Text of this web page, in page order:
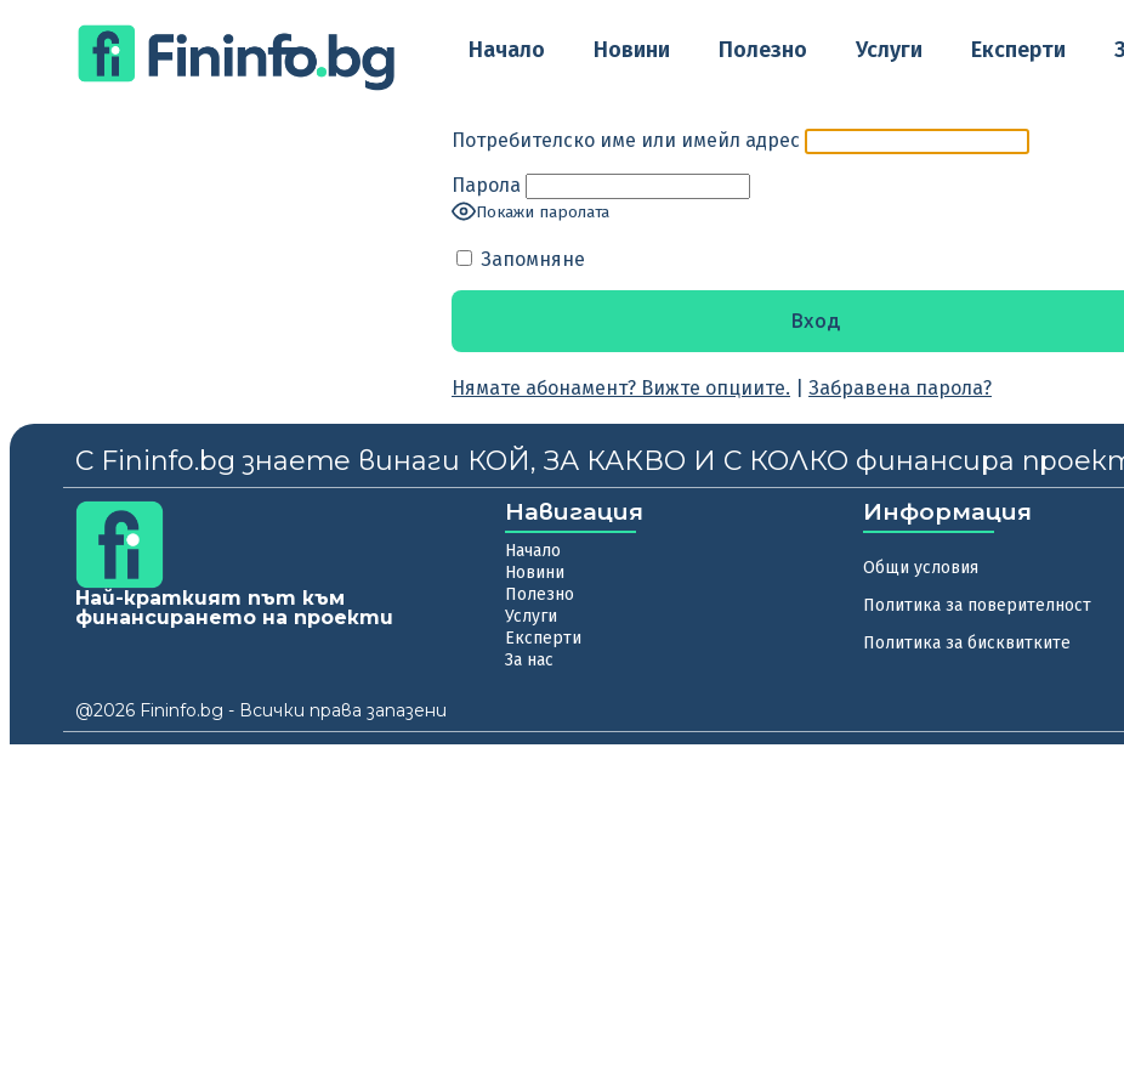
Начало Новини Полезно Услуги Експерти
Потребителско име или имейл адрес
Парола
Покажи паролата
Запомняне
Нямате абонамент? Вижте опциите. Забравена парола?
С Fininfo.bg знаете винаги КОЙ, ЗА КАКВО И С КОЛКО финансира
Най-краткият път към
финансирането на проекти
Навигация
Начало
Новини
Полезно
Услуги
Експерти
За нас
Информация
Общи условия
Политика за поверителност
Политика за бисквитките
@2026 Fininfo.bg - Всички права запазени